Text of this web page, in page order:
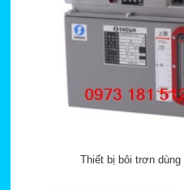
Thiết bị bôi trơn dùng